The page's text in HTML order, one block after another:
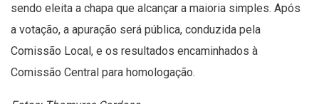
sendo eleita a chapa que alcançar a maioria simples. Após
a votação, a apuração será pública, conduzida pela
Comissão Local, e os resultados encaminhados à
Comissão Central para homologação.